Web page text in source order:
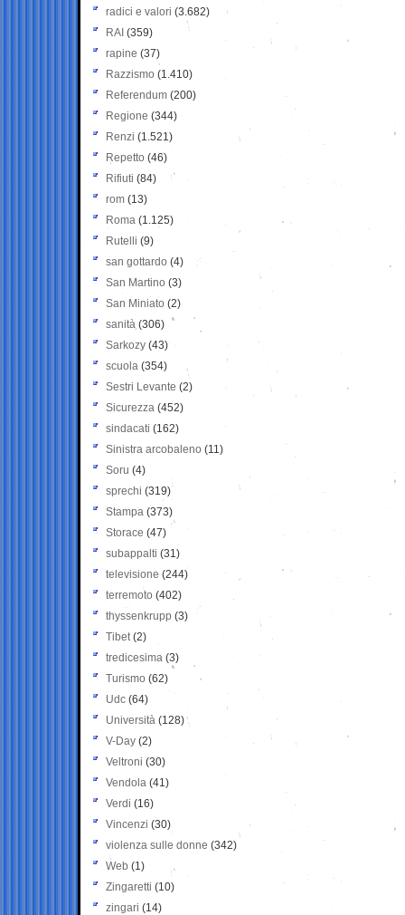
radici e valori (3.682)
RAI (359)
rapine (37)
Razzismo (1.410)
Referendum (200)
Regione (344)
Renzi (1.521)
Repetto (46)
Rifiuti (84)
rom (13)
Roma (1.125)
Rutelli (9)
san gottardo (4)
San Martino (3)
San Miniato (2)
sanità (306)
Sarkozy (43)
scuola (354)
Sestri Levante (2)
Sicurezza (452)
sindacati (162)
Sinistra arcobaleno (11)
Soru (4)
sprechi (319)
Stampa (373)
Storace (47)
subappalti (31)
televisione(244)
terremoto (402)
thyssenkrupp (3)
Tibet(2)
tredicesima (3)
Turismo (62)
Udc (64)
Università (128)
V-Day (2)
Veltroni (30)
Vendola (41)
Verdi (16)
Vincenzi (30)
violenza sulle donne (342)
Web (1)
Zingaretti (10)
zingari (14)